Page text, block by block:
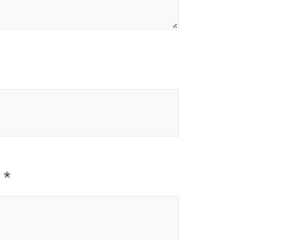
*